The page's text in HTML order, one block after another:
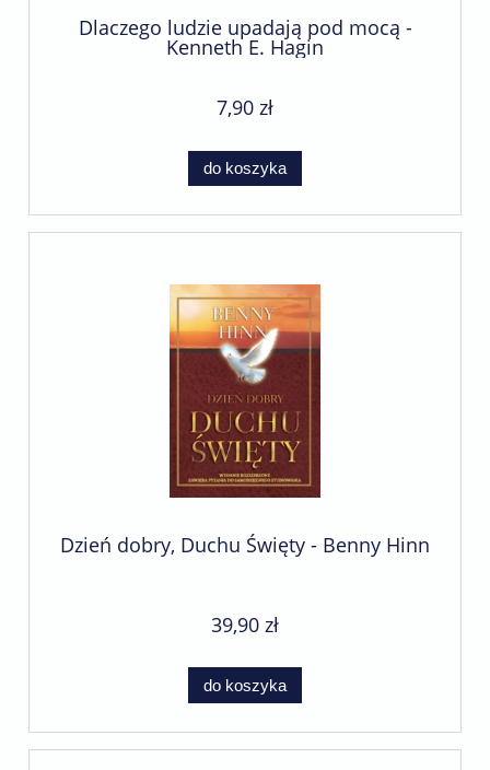
Dlaczego ludzie upadają pod mocą -
Kenneth E. Hagin
7,90 zł
do koszyka
Dzień dobry, Duchu Święty - Benny Hinn
39,90 zł
do koszyka